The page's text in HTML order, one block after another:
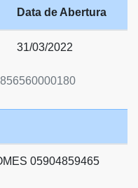
Data de Abertura
31/03/2022
05904859465